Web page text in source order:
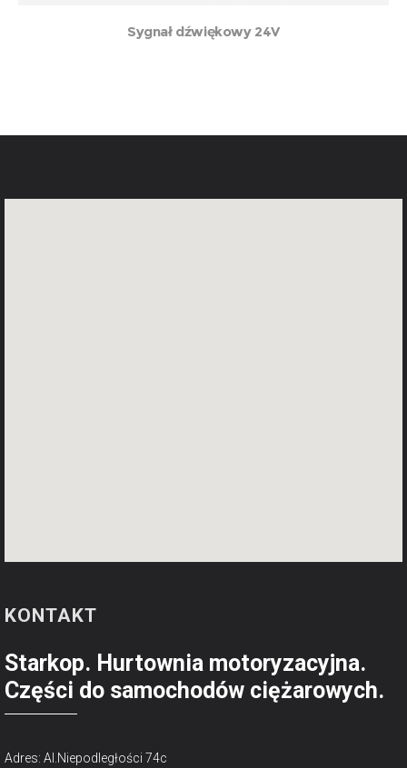
Sygnał dźwiękowy 24V
KONTAKT
Starkop. Hurtownia motoryzacyjna.
Części do samochodów ciężarowych.
Adres: Al.Niepodległości 74c